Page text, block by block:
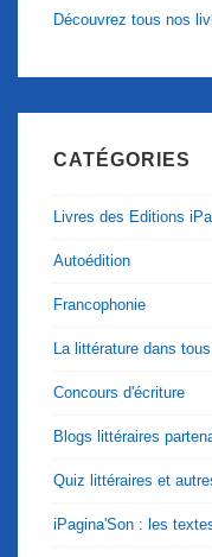
Découvrez tous nos
CATÉGORIES
Livres des Editions
Autoédition
Francophonie
La littérature dans
Concours d'écriture
Blogs littéraires
Quiz littéraires et
iPagina'Son : les